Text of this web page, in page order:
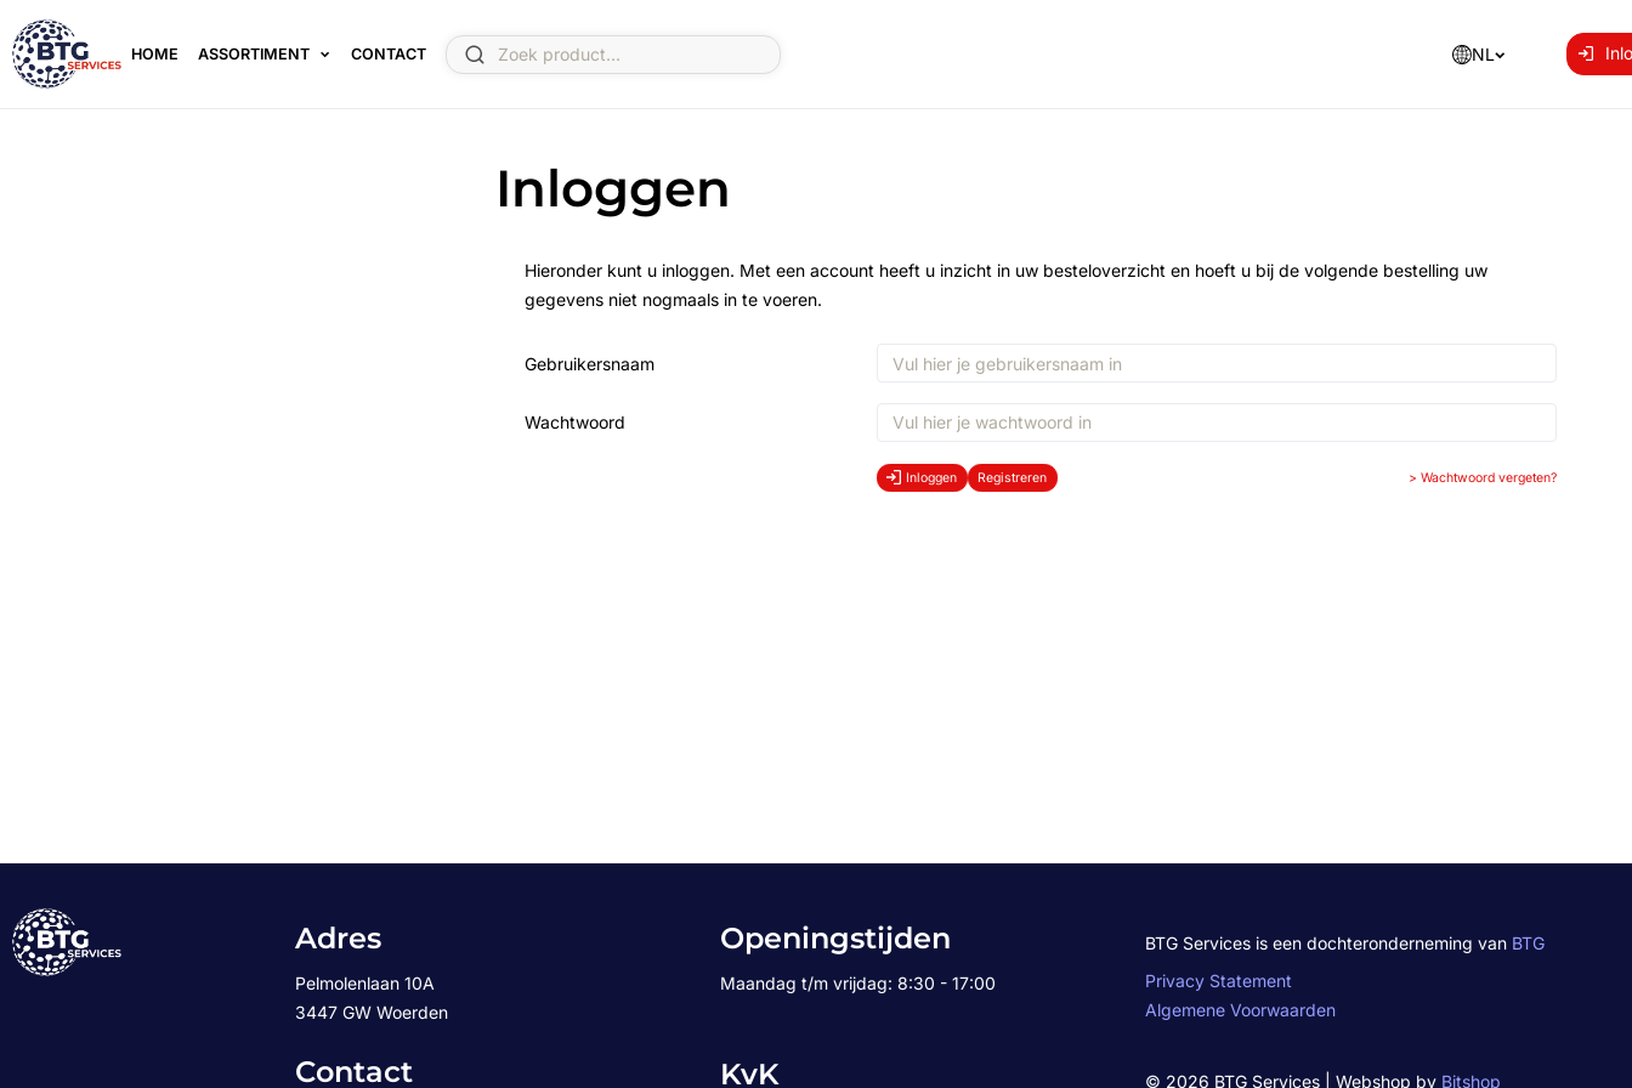
HOME ASSORTIMENT CONTACT NL
Inloggen
Hieronder kunt u inloggen. Met een account heeft u inzicht in uw besteloverzicht en hoeft u bij de volgende bestelling uw
gegevens niet nogmaals in te voeren.
Gebruikersnaam
Wachtwoord
Inloggen Registreren >Wachtwoord vergeten?
Adres
Pelmolenlaan 10A
3447 GW Woerden
Contact
Openingstijden
Maandag t/m vrijdag: 8:30 - 17:00
KvK
BTG Services is een dochteronderneming van BTG
Privacy Statement
Algemene Voorwaarden
© 2026 BTG Services | Webshop by Bitshop